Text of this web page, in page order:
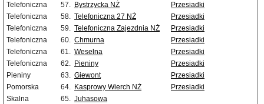
Telefoniczna
57. Bystrzycka NŻ
Przesiadki
Telefoniczna
58. Telefoniczna 27 NŻ
Przesiadki
Telefoniczna
59. Telefoniczna Zajezdnia NŻ
Przesiadki
Telefoniczna
60. Chmurna
Przesiadki
Telefoniczna
61. Weselna
Przesiadki
Telefoniczna
62. Pieniny
Przesiadki
Pieniny
63. Giewont
Przesiadki
Pomorska
64. Kasprowy Wierch NŻ
Przesiadki
Skalna
65. Juhasowa